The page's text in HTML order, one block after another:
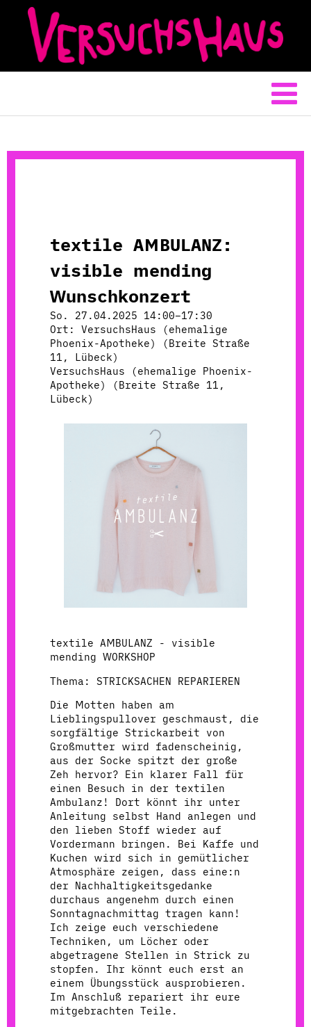
textile AMBULANZ:
visible mending
Wunschkonzert
So. 27.04.2025 14:00–17:30
Ort: VersuchsHaus (ehemalige
Phoenix-Apotheke) (Breite Straße
11, Lübeck)
VersuchsHaus (ehemalige Phoenix-
Apotheke) (Breite Straße 11,
Lübeck)
textile AMBULANZ - visible
mending WORKSHOP
Thema: STRICKSACHEN REPARIEREN
Die Motten haben am
Lieblingspullover geschmaust, die
sorgfältige Strickarbeit von
Großmutter wird fadenscheinig,
aus der Socke spitzt der große
Zeh hervor? Ein klarer Fall für
einen Besuch in der textilen
Ambulanz! Dort könnt ihr unter
Anleitung selbst Hand anlegen und
den lieben Stoff wieder auf
Vordermann bringen. Bei Kaffe und
Kuchen wird sich in gemütlicher
Atmosphäre zeigen, dass eine:n
der Nachhaltigkeitsgedanke
durchaus angenehm durch einen
Sonntagnachmittag tragen kann!
Ich zeige euch verschiedene
Techniken, um Löcher oder
abgetragene Stellen in Strick zu
stopfen. Ihr könnt euch erst an
einem Übungsstück ausprobieren.
Im Anschluß repariert ihr eure
mitgebrachten Teile.